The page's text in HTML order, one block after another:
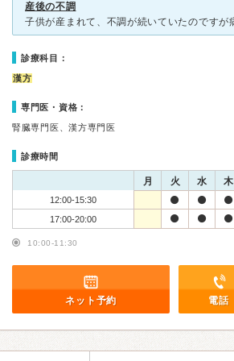
産後の不調
診療科目：
漢方
専門医・資格：
腎臓専門医、漢方専門医
診療時間
月 火 水 木
12:00-15:30
17:00-20:00
10:00-11:30
ネット予約 電話